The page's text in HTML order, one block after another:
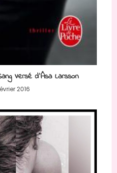
Versé d’Åsa Larsson
2016